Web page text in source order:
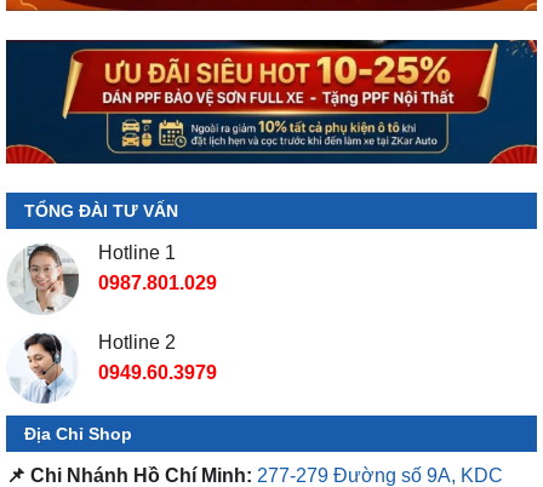
TỔNG ĐÀI TƯ VẤN
Hotline 1
0987.801.029
Hotline 2
0949.60.3979
Địa Chỉ Shop
📌 Chi Nhánh Hồ Chí Minh: 277-279 Đường số 9A, KDC